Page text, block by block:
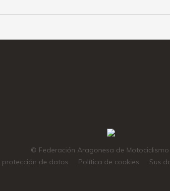
© Federación Aragonesa de
protección de datos
Política de cookies Sus